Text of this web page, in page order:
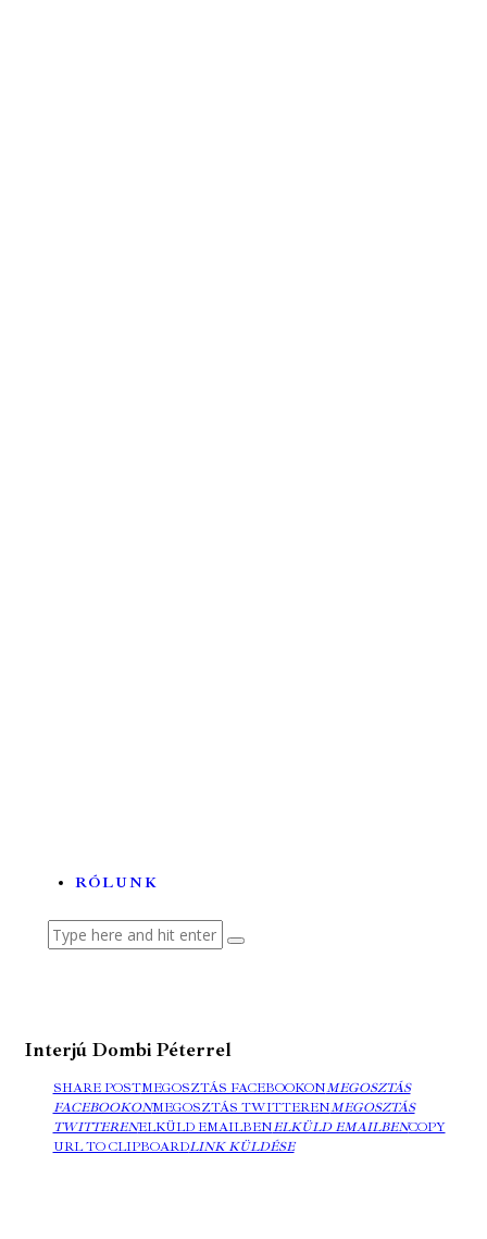
RÓLUNK
Interjú Dombi Péterrel
SHARE POSTMEGOSZTÁS FACEBOOKONMEGOSZTÁS
FACEBOOKONMEGOSZTÁS TWITTERENMEGOSZTÁS
TWITTERENELKÜLD EMAILBENELKÜLD EMAILBENCOPY
URL TO CLIPBOARDLINK KÜLDÉSE